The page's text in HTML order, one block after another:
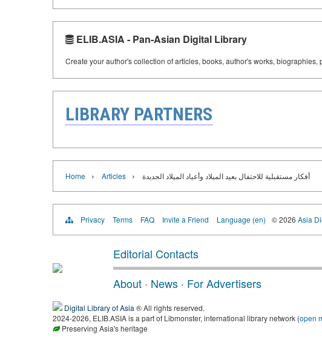
ELIB.ASIA - Pan-Asian Digital Library
Create your author's collection of articles, books, author's works,
LIBRARY PARTNERS
Home › Articles › أفكار مستقبلية للاحتفال بعيد الميلاد وأعياد الميلاد الجديدة
Privacy Terms FAQ Invite a Friend Language (en) © 2026 Asia
Editorial Contacts
About · News · For Advertisers
Digital Library of Asia ® All rights reserved.
2024-2026, ELIB.ASIA is a part of Libmonster, international library network (open
Preserving Asia's heritage